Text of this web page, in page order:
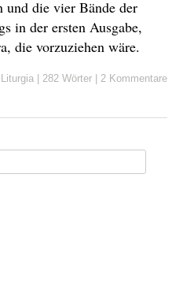
die vier Bände der
in der ersten Ausgabe,
die vorzuziehen wäre.
Liturgia 282 Wörter 2 Kommentare